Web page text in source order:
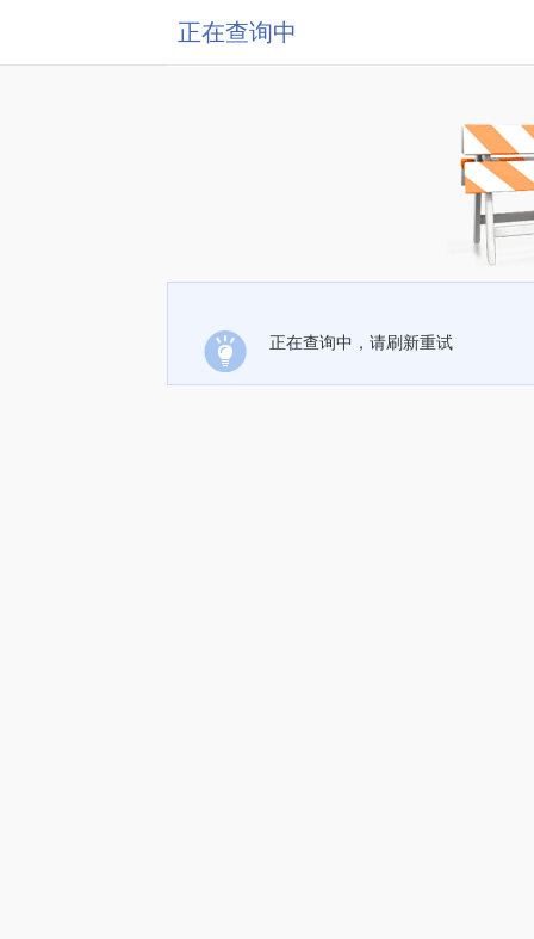
正在查询中
正在查询中，请刷新重试